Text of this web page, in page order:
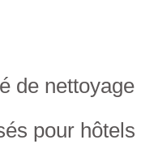
de nettoyage
pour hôtels